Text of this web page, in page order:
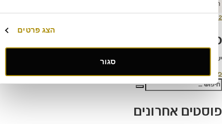
הצג פרטים
סגור
תגובה
להתחבר למערכת
בהטבות מיוחדות
חיפוש
אחרונים